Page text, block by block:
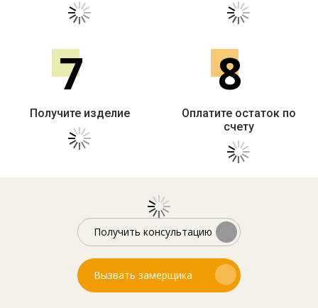
7
Получите изделие
8
Оплатите остаток по
счету
Получить консультацию
Вызвать замерщика